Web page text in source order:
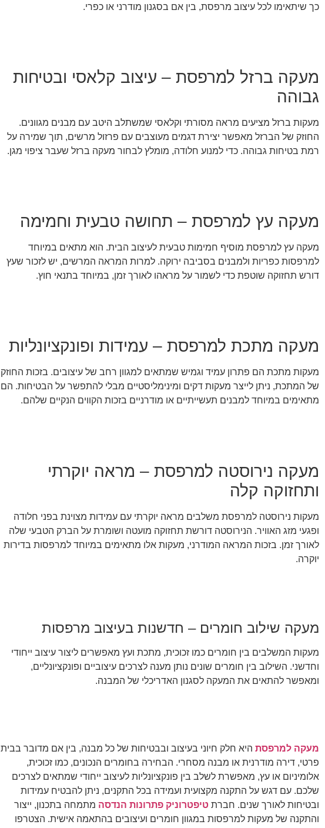
כך שיתאימו לכל עיצוב מרפסת, בין אם בסגנון מודרני או כפרי.
מעקה ברזל למרפסת – עיצוב קלאסי ובטיחות
גבוהה
מעקות ברזל מציעים מראה מסורתי וקלאסי שמשתלב היטב עם מבנים מגוונים.
החוזק של הברזל מאפשר יצירת דגמים מעוצבים עם פרזול מרשים, תוך שמירה על
רמת בטיחות גבוהה. כדי למנוע חלודה, מומלץ לבחור מעקה ברזל שעבר ציפוי מגן.
מעקה עץ למרפסת – תחושה טבעית וחמימה
מעקה עץ למרפסת מוסיף חמימות טבעית לעיצוב הבית. הוא מתאים במיוחד
למרפסות כפריות ולמבנים בסביבה ירוקה. למרות המראה המרשים, יש לזכור שעץ
דורש תחזוקה שוטפת כדי לשמור על מראהו לאורך זמן, במיוחד בתנאי חוץ.
מעקה מתכת למרפסת – עמידות ופונקציונליות
מעקות מתכת הם פתרון עמיד וגמיש שמתאים למגוון רחב של עיצובים. בזכות החוזק
של המתכת, ניתן לייצר מעקות דקים ומינימליסטיים מבלי להתפשר על הבטיחות. הם
מתאימים במיוחד למבנים תעשייתיים או מודרניים בזכות הקווים הנקיים שלהם.
מעקה נירוסטה למרפסת – מראה יוקרתי
ותחזוקה קלה
מעקות נירוסטה למרפסת משלבים מראה יוקרתי עם עמידות מצוינת בפני חלודה
ופגעי מזג האוויר. הנירוסטה דורשת תחזוקה מועטה ושומרת על הברק הטבעי שלה
לאורך זמן. בזכות המראה המודרני, מעקות אלו מתאימים במיוחד למרפסות בדירות
יוקרה.
מעקה שילוב חומרים – חדשנות בעיצוב מרפסות
מעקות המשלבים בין חומרים כמו זכוכית, מתכת ועץ מאפשרים ליצור עיצוב ייחודי
וחדשני. השילוב בין חומרים שונים נותן מענה לצרכים עיצוביים ופונקציונליים,
ומאפשר להתאים את המעקה לסגנון האדריכלי של המבנה.
מעקה למרפסת היא חלק חיוני בעיצוב ובבטיחות של כל מבנה, בין אם מדובר בבית
פרטי, דירה מודרנית או מבנה מסחרי. הבחירה בחומרים הנכונים, כמו זכוכית,
אלומיניום או עץ, מאפשרת לשלב בין פונקציונליות לעיצוב ייחודי שמתאים לצרכים
שלכם. עם דגש על התקנה מקצועית ועמידה בכל התקנים, ניתן להבטיח עמידות
ובטיחות לאורך שנים. חברת טיפטרוניק פתרונות הנדסה מתמחה בתכנון, ייצור
והתקנה של מעקות למרפסות במגוון חומרים ועיצובים בהתאמה אישית. הצטרפו